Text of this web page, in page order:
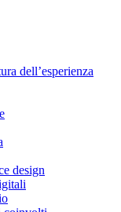
dell’esperienza
design